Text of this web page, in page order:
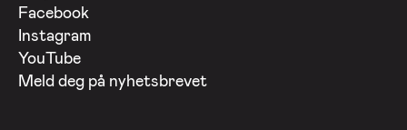
Facebook
Instagram
YouTube
Meld deg på nyhetsbrevet